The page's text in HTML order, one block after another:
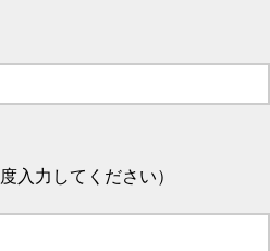
入力してください）